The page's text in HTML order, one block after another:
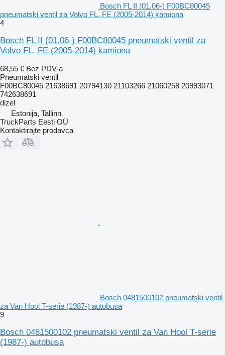
Bosch FL II (01.06-) F00BC80045
pneumatski ventil za Volvo FL, FE (2005-2014) kamiona
4
Bosch FL II (01.06-) F00BC80045 pneumatski ventil za
Volvo FL, FE (2005-2014) kamiona
68,55 € Bez PDV-a
Pneumatski ventil
F00BC80045 21638691 20794130 21103266 21060258 20993071
742638691
dizel
Estonija, Tallinn
TruckParts Eesti OÜ
Kontaktirajte prodavca
Bosch 0481500102 pneumatski ventil
za Van Hool T-serie (1987-) autobusa
9
Bosch 0481500102 pneumatski ventil za Van Hool T-serie
(1987-) autobusa